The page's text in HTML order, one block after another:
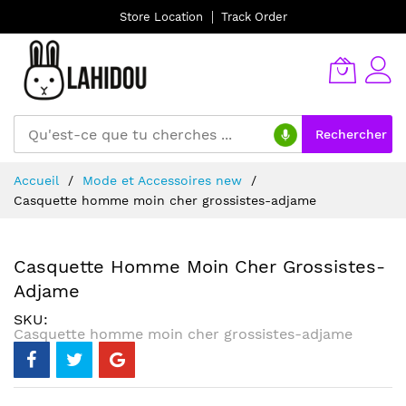
Store Location Track Order
Rechercher
au
contenu
Accueil
Mode et Accessoires new
Casquette homme moin cher grossistes-adjame
Casquette Homme Moin Cher Grossistes-
Adjame
SKU
Casquette homme moin cher grossistes-adjame